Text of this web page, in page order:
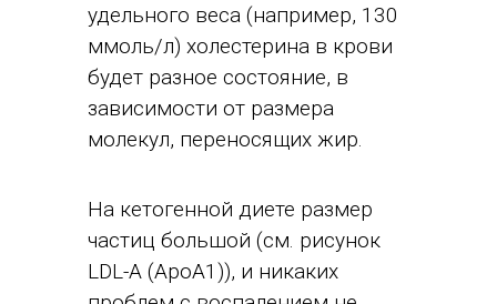
удельного веса (например, 130
ммоль/л) холестерина в крови
будет разное состояние, в
зависимости от размера
молекул, переносящих жир.
На кетогенной диете размер
частиц большой (см. рисунок
LDL-A (ApoA1)), и никаких